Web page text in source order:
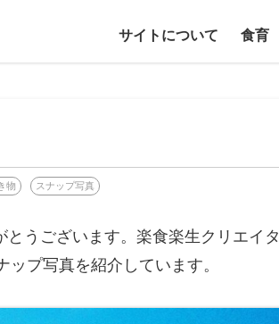
サイトについて 食育
物 スナップ写真
うございます。楽食楽生クリエイタ
プ写真を紹介しています。